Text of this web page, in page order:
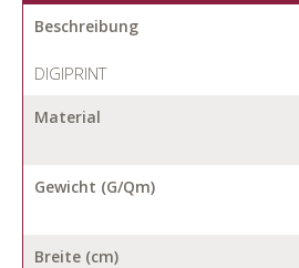
Beschreibung
DIGIPRINT
Material
Gewicht (G/Qm)
Breite (cm)